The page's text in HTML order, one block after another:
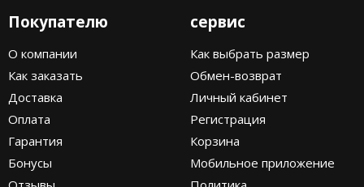
Покупателю
О компании
Как заказать
Доставка
Оплата
Гарантия
Бонусы
сервис
Как выбрать размер
Обмен-возврат
Личный кабинет
Регистрация
Корзина
Мобильное приложение